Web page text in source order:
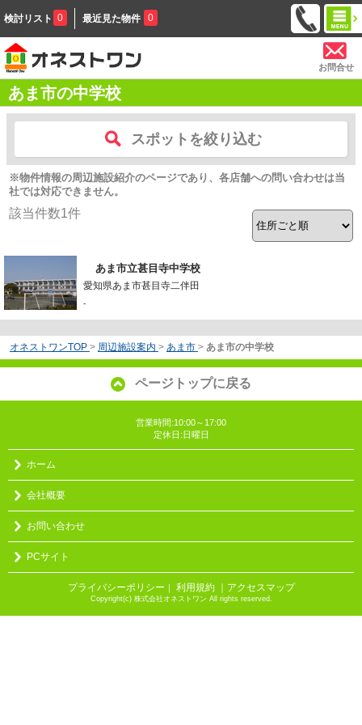
検討リスト 0 最近見た物件 0
お問合せ
あま市の中学校
スポットを絞り込む
※物件情報の周辺施設紹介のページであり、各店舗への問い合わせは当
社では対応できません。
該当件数1件
あま市立甚目寺中学校
愛知県あま市甚目寺二伴田
-
オネストワンTOP > 周辺施設案内 > あま市 > あま市の中学校
ページトップに戻る
営業時間:10:00～17:00
定休日:日曜日
ホーム
会社概要
お問い合わせ
PCサイト
プライバシーポリシー ｜ 利用規約 ｜アクセスマップ
Copyright(c) 株式会社オネストワン All rights reserved.